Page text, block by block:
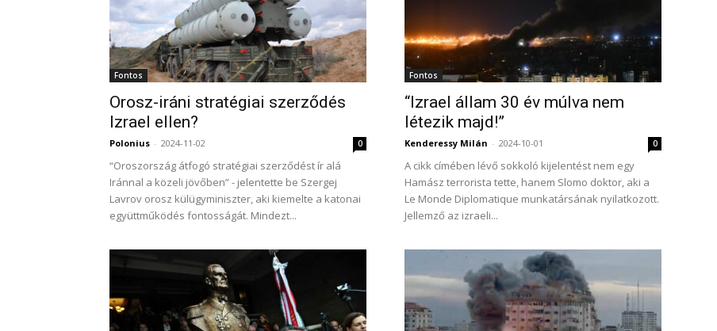
Fontos
Orosz-iráni stratégiai szerződés
Izrael ellen?
Polonius - 2024-11-02 0
“Oroszország átfogó stratégiai szerződést ír alá
Iránnal a közeli jövőben” - jelentette be Szergej
Lavrov orosz külügyminiszter, aki kiemelte a katonai
együttműködés fontosságát. Mindezt...
Fontos
“Izrael állam 30 év múlva nem
létezik majd!”
Kenderessy Milán - 2024-10-01 0
A cikk címében lévő sokkoló kijelentést nem egy
Hamász terrorista tette, hanem Slomo doktor, aki a
Le Monde Diplomatique munkatársának nyilatkozott.
Jellemző az izraeli...